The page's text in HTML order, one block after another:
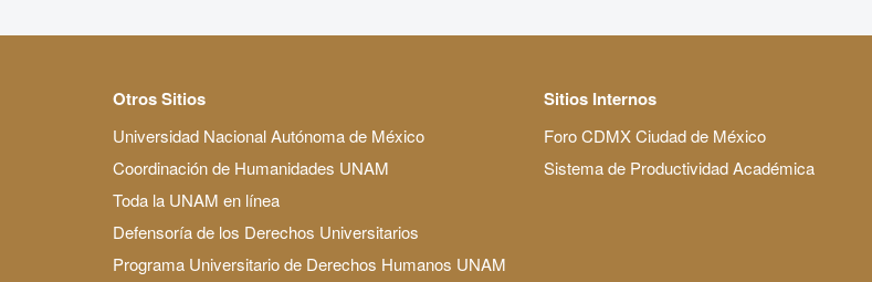
Otros Sitios
Universidad Nacional Autónoma de México
Coordinación de Humanidades UNAM
Toda la UNAM en línea
Defensoría de los Derechos Universitarios
Programa Universitario de Derechos Humanos UNAM
Sitios Internos
Foro CDMX Ciudad de México
Sistema de Productividad Académica